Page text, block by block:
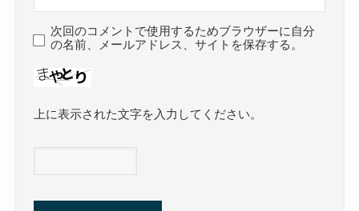
次回のコメントで使用するためブラウザーに自分
の名前、メールアドレス、サイトを保存する。
上に表示された文字を入力してください。